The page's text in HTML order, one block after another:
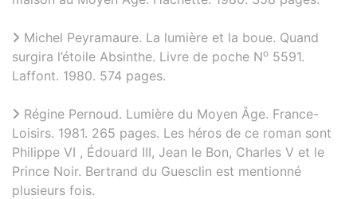
Michel Peyramaure. La lumière et la boue. Quand
surgira l’étoile Absinthe. Livre de poche No 5591.
Laffont. 1980. 574 pages.
Régine Pernoud. Lumière du Moyen Âge. France-
Loisirs. 1981. 265 pages. Les héros de ce roman sont
Philippe VI , Édouard III, Jean le Bon, Charles V et le
Prince Noir. Bertrand du Guesclin est mentionné
plusieurs fois.